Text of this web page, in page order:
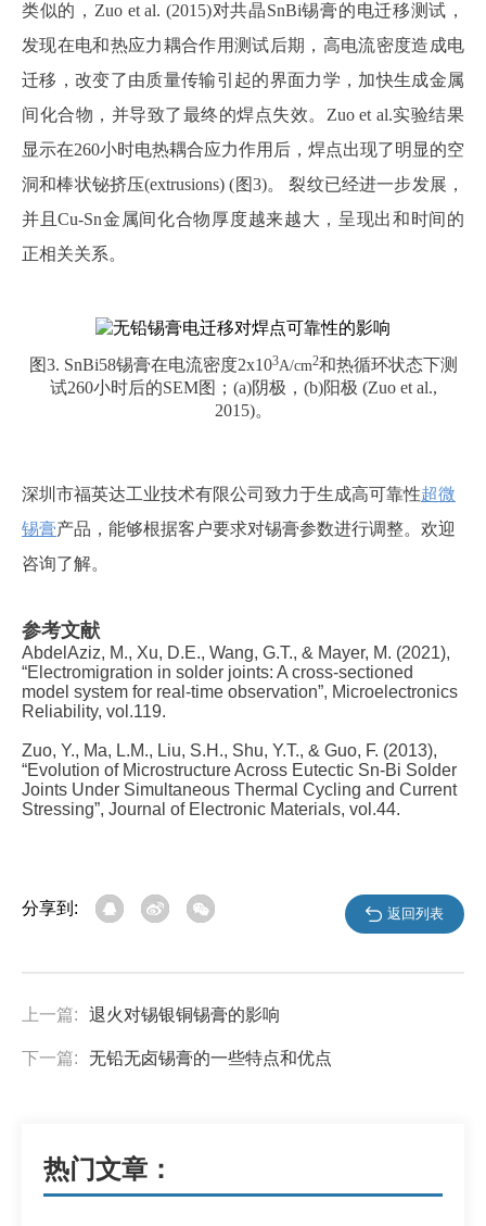
类似的， Zuo et al. (2015)对共晶SnBi锡膏的电迁移测试，
发现在电和热应力耦合作用测试后期，高电流密度造成电
迁移，改变了由质量传输引起的界面力学，加快生成金属
间化合物，并导致了最终的焊点失效。Zuo et al.实验结果
显示在260小时电热耦合应力作用后，焊点出现了明显的空
洞和棒状铋挤压(extrusions) (图3)。 裂纹已经进一步发展，
并且Cu-Sn金属间化合物厚度越来越大，呈现出和时间的
正相关关系。
图3. SnBi58锡膏在电流密度2x103A/cm2和热循环状态下测
试260小时后的SEM图；(a)阴极，(b)阳极 (Zuo et al.,
2015)。
深圳市福英达工业技术有限公司致力于生成高可靠性超微
锡膏产品，能够根据客户要求对锡膏参数进行调整。欢迎
咨询了解。
参考文献
AbdelAziz, M., Xu, D.E., Wang, G.T., & Mayer, M. (2021),
“Electromigration in solder joints: A cross-sectioned
model system for real-time observation”, Microelectronics
Reliability, vol.119.
Zuo, Y., Ma, L.M., Liu, S.H., Shu, Y.T., & Guo, F. (2013),
“Evolution of Microstructure Across Eutectic Sn-Bi Solder
Joints Under Simultaneous Thermal Cycling and Current
Stressing”, Journal of Electronic Materials, vol.44.
分享到: 返回列表
上一篇: 退火对锡银铜锡膏的影响
下一篇: 无铅无卤锡膏的一些特点和优点
热门文章：